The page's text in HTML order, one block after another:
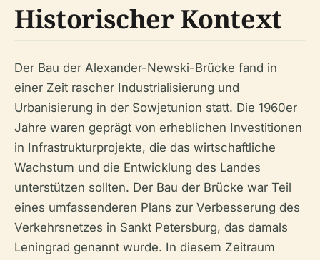
Historischer Kontext
Der Bau der Alexander-Newski-Brücke fand in
einer Zeit rascher Industrialisierung und
Urbanisierung in der Sowjetunion statt. Die 1960er
Jahre waren geprägt von erheblichen Investitionen
in Infrastrukturprojekte, die das wirtschaftliche
Wachstum und die Entwicklung des Landes
unterstützen sollten. Der Bau der Brücke war Teil
eines umfassenderen Plans zur Verbesserung des
Verkehrsnetzes in Sankt Petersburg, das damals
Leningrad genannt wurde. In diesem Zeitraum